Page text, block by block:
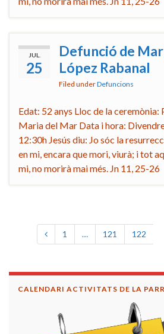
JUL.
25
Defunció de
López Rabanal
Filed underDefuncions
Edat: 52 anys Lloc de la ceremònia:
Maria del Mar Data i hora:
12:30h Jesús diu: Jo sóc la
en mi, encara que mori, viurà; i tot
mi, no morirà mai més. Jn 11, 25-26
1 … 121 122
CALENDARI ACTIVITATS DE LA